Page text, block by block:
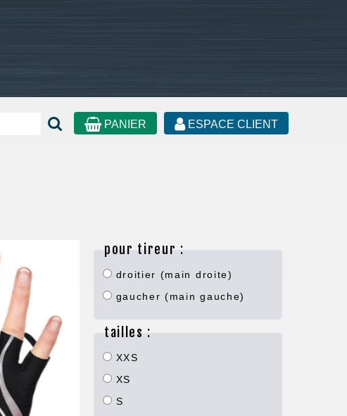
PANIER ESPACE CLIENT
pour tireur :
droitier (main droite)
gaucher (main gauche)
tailles :
XXS
XS
S